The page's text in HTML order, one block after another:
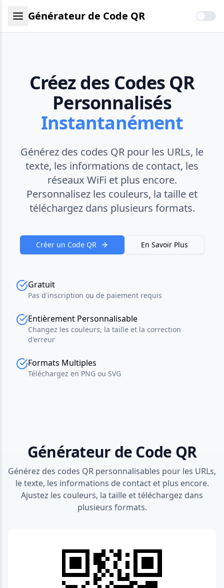
Générateur de Code QR
Créez des Codes QR
Personnalisés
Instantanément
Générez des codes QR pour les URLs, le
texte, les informations de contact, les
réseaux WiFi et plus encore.
Personnalisez les couleurs, la taille et
téléchargez dans plusieurs formats.
Créer un Code QR En Savoir Plus
Gratuit
Pas d'inscription ou de paiement requis
Entièrement Personnalisable
Changez les couleurs, la taille et la correction
d'erreur
Formats Multiples
Téléchargez en PNG ou SVG
Générateur de Code QR
Générez des codes QR personnalisables pour les URLs,
le texte, les informations de contact et plus encore.
Ajustez les couleurs, la taille et téléchargez dans
plusieurs formats.